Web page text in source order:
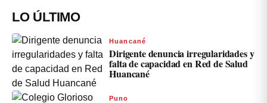
LO ÚLTIMO
Huancané
Dirigente denuncia irregularidades y
falta de capacidad en Red de Salud
Huancané
Puno